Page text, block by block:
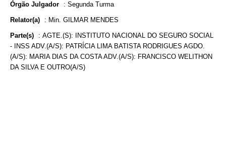
Órgão Julgador : Segunda Turma
Relator(a) : Min. GILMAR MENDES
Parte(s) : AGTE.(S): INSTITUTO NACIONAL DO SEGURO SOCIAL
- INSS ADV.(A/S): PATRÍCIA LIMA BATISTA RODRIGUES AGDO.
(A/S): MARIA DIAS DA COSTA ADV.(A/S): FRANCISCO WELITHON
DA SILVA E OUTRO(A/S)